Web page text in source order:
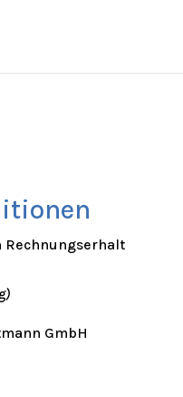
Rechnungserhalt
GmbH